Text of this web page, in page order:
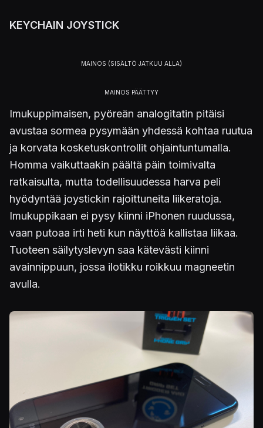
KEYCHAIN JOYSTICK
Imukuppimaisen, pyöreän analogitatin pitäisi
avustaa sormea pysymään yhdessä kohtaa ruutua
ja korvata kosketuskontrollit ohjaintuntumalla.
Homma vaikuttaakin päältä päin toimivalta
ratkaisulta, mutta todellisuudessa harva peli
hyödyntää joystickin rajoittuneita liikeratoja.
Imukuppikaan ei pysy kiinni iPhonen ruudussa,
vaan putoaa irti heti kun näyttöä kallistaa liikaa.
Tuoteen säilytyslevyn saa kätevästi kiinni
avainnippuun, jossa ilotikku roikkuu magneetin
avulla.